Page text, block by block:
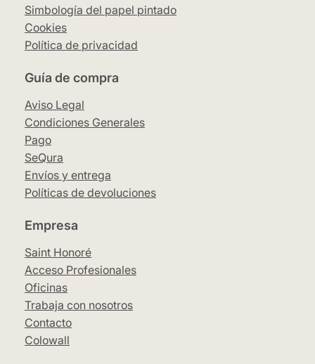
Simbología del papel pintado
Cookies
Política de privacidad
Guía de compra
Aviso Legal
Condiciones Generales
Pago
SeQura
Envíos y entrega
Políticas de devoluciones
Empresa
Saint Honoré
Acceso Profesionales
Oficinas
Trabaja con nosotros
Contacto
Colowall